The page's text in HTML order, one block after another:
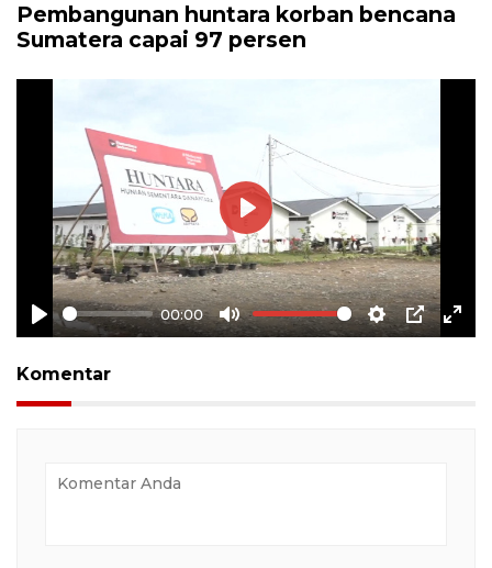
Pembangunan huntara korban bencana
Sumatera capai 97 persen
Play
00:00
Mute Settings
PIP
Play
Komentar